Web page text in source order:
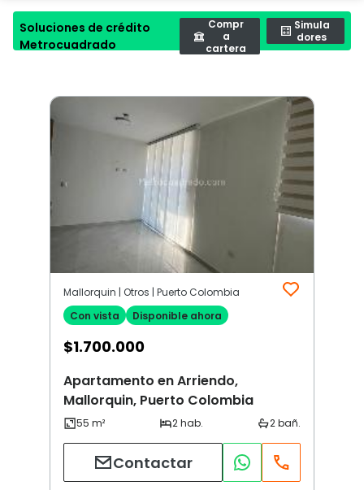
Soluciones de crédito
Metrocuadrado
Compr
a
cartera
Simula
dores
Mallorquin | Otros | Puerto Colombia
Con vista
Disponible ahora
$1.700.000
Apartamento en Arriendo,
Mallorquin, Puerto Colombia
Contactar